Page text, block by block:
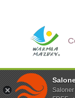
Saloner
Ta strona korzysta